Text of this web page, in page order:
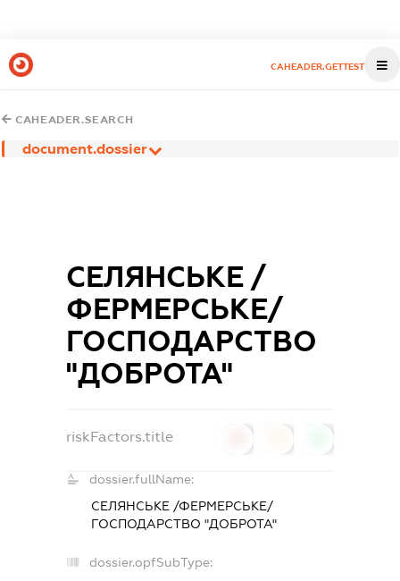
CAHEADER.GETTEST
CAHEADER.SEARCH
document.dossier
СЕЛЯНСЬКЕ /
ФЕРМЕРСЬКЕ/
ГОСПОДАРСТВО
"ДОБРОТА"
riskFactors.title
dossier.fullName:
СЕЛЯНСЬКЕ /ФЕРМЕРСЬКЕ/
ГОСПОДАРСТВО "ДОБРОТА"
dossier.opfSubType: